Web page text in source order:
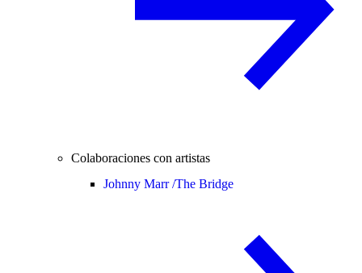
Colaboraciones con artistas
Johnny Marr /The Bridge